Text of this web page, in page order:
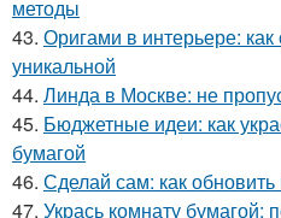
методы
43. Оригами в интерьере: как
уникальной
44. Линда в Москве: не
45. Бюджетные идеи: как
бумагой
46. Сделай сам: как обновить
47. Укрась комнату бумагой: